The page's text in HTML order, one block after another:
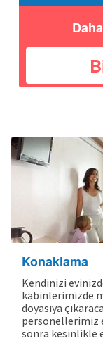
Konaklama
Kendinizi
kabinlerimizde
doyasıya
personellerimiz
sonra kesinlikle